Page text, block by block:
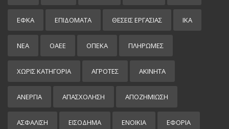
ΕΦΚΑ ΕΠΙΔΌΜΑΤΑ ΘΕΣΕΙΣ ΕΡΓΑΣΙΑΣ ΙΚΑ
ΝΕΑ ΟΑΕΕ ΟΠΕΚΑ ΠΛΗΡΩΜΕΣ
ΧΩΡΊΣ ΚΑΤΗΓΟΡΊΑ ΑΓΡΟΤΕΣ ΑΚΙΝΗΤΑ
ΑΝΕΡΓΙΑ ΑΠΑΣΧΟΛΗΣΗ ΑΠΟΖΗΜΙΩΣΗ
ΑΣΦΑΛΙΣΗ ΕΙΣΌΔΗΜΑ ΕΝΟΙΚΙΑ ΕΦΟΡΙΑ